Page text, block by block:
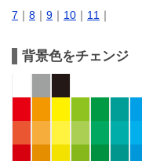
7 ｜ 8 ｜ 9 ｜ 10 ｜ 11 ｜
背景色をチェンジ